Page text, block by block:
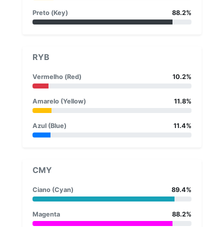
Preto (Key) 88.2%
RYB
Vermelho (Red) 10.2%
Amarelo (Yellow) 11.8%
Azul (Blue) 11.4%
CMY
Ciano (Cyan) 89.4%
Magenta 88.2%